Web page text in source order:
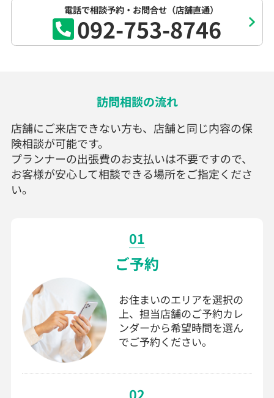
電話で相談予約・お問合せ（店舗直通）
092-753-8746
訪問相談の流れ
店舗にご来店できない方も、店舗と同じ内容の保
険相談が可能です。
プランナーの出張費のお支払いは不要ですので、
お客様が安心して相談できる場所をご指定くださ
い。
01
ご予約
お住まいのエリアを選択の
上、担当店舗のご予約カレ
ンダーから希望時間を選ん
でご予約ください。
02